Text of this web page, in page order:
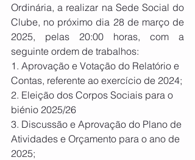
Ordinária, a realizar na Sede Social do
Clube, no próximo dia 28 de março de
2025, pelas 20:00 horas, com a
seguinte ordem de trabalhos:
1. Aprovação e Votação do Relatório e
Contas, referente ao exercício de 2024;
2. Eleição dos Corpos Sociais para o
biénio 2025/26
3. Discussão e Aprovação do Plano de
Atividades e Orçamento para o ano de
2025;